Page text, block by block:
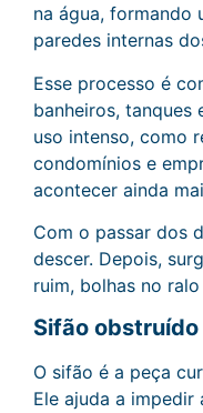
na água, formando
paredes internas
Esse processo é
banheiros, tanques
uso intenso, como
condomínios e
acontecer ainda
Com o passar dos
descer. Depois,
ruim, bolhas no
Sifão
O sifão é a peça
Ele ajuda a